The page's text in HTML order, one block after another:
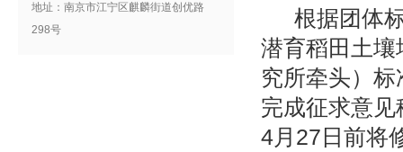
地址：南京市江宁区麒麟街道创优路
298号
根据团体
潜育稻田土
究所牵头）
完成征求意
4月27日前将